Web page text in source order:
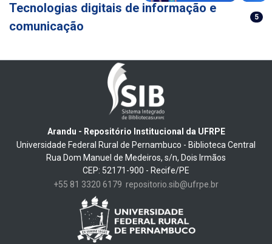
Tecnologias digitais de informação e
comunicação
5
Arandu - Repositório Institucional da UFRPE
Universidade Federal Rural de Pernambuco - Biblioteca Central
Rua Dom Manuel de Medeiros, s/n, Dois Irmãos
CEP: 52171-900 - Recife/PE
+55 81 3320 6179 repositorio.sib@ufrpe.br